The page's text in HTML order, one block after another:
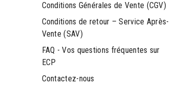
Conditions Générales de Vente (CGV)
Conditions de retour – Service Après-
Vente (SAV)
FAQ - Vos questions fréquentes sur
ECP
Contactez-nous